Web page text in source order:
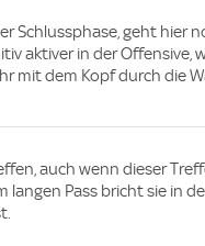
Schlussphase, geht hier
aktiver in der Offensive,
mit dem Kopf durch die
auch wenn dieser
langen Pass bricht sie in